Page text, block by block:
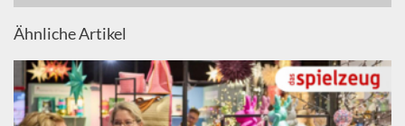
Ähnliche Artikel